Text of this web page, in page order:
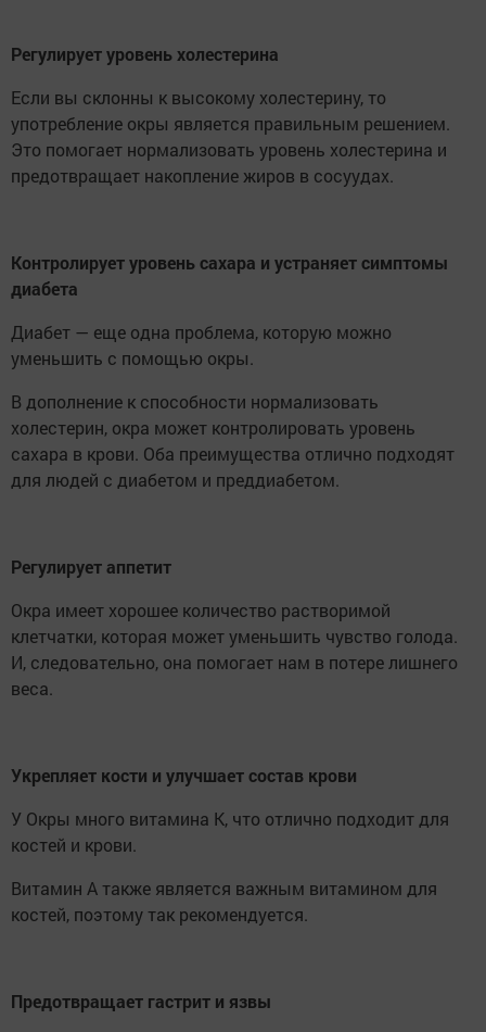
Регулирует уровень холестерина
Если вы склонны к высокому холестерину, то
употребление окры является правильным решением.
Это помогает нормализовать уровень холестерина и
предотвращает накопление жиров в сосуудах.
Контролирует уровень сахара и устраняет симптомы
диабета
Диабет — еще одна проблема, которую можно
уменьшить с помощью окры.
В дополнение к способности нормализовать
холестерин, окра может контролировать уровень
сахара в крови. Оба преимущества отлично подходят
для людей с диабетом и преддиабетом.
Регулирует аппетит
Окра имеет хорошее количество растворимой
клетчатки, которая может уменьшить чувство голода.
И, следовательно, она помогает нам в потере лишнего
веса.
Укрепляет кости и улучшает состав крови
У Окры много витамина К, что отлично подходит для
костей и крови.
Витамин А также является важным витамином для
костей, поэтому так рекомендуется.
Предотвращает гастрит и язвы